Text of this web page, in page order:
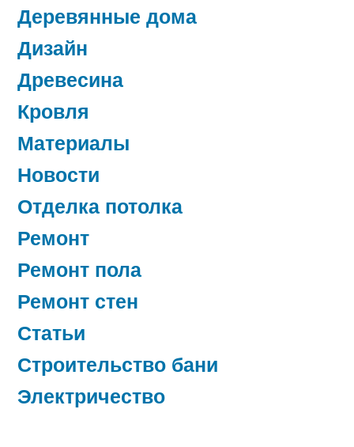
Деревянные дома
Дизайн
Древесина
Кровля
Материалы
Новости
Отделка потолка
Ремонт
Ремонт пола
Ремонт стен
Статьи
Строительство бани
Электричество